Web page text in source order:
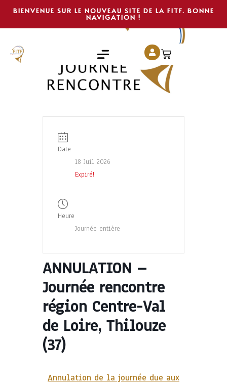
BIENVENUE SUR LE NOUVEAU SITE DE LA FITF. BONNE
NAVIGATION !
Date
18 Juil 2026
Expiré!
Heure
Journée entière
ANNULATION –
Journée rencontre
région Centre-Val
de Loire, Thilouze
(37)
Annulation de la journée due aux